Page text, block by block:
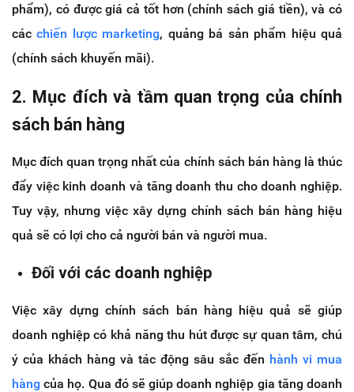
phẩm), có được giá cả tốt hơn (chính sách giá tiền), và có
cácchiến lược marketing, quảng bá sản phẩm hiệu quả
(chính sách khuyến mãi).
2. Mục đích và tầm quan trọng của chính
sách bán hàng
Mục đích quan trọng nhất của chính sách bán hàng là thúc
đẩy việc kinh doanh và tăng doanh thu cho doanh nghiệp.
Tuy vậy, nhưng việc xây dựng chính sách bán hàng hiệu
quả sẽ có lợi cho cả người bán và người mua.
Đối với các doanh nghiệp
Việc xây dựng chính sách bán hàng hiệu quả sẽ giúp
doanh nghiệp có khả năng thu hút được sự quan tâm, chú
ý của khách hàng và tác động sâu sắc đến hành vi mua
hàng của họ. Qua đó sẽ giúp doanh nghiệp gia tăng doanh